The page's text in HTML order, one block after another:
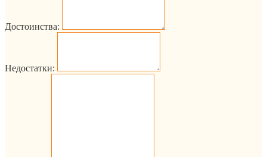
Достоинства:
Недостатки: